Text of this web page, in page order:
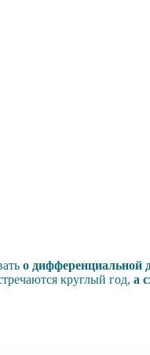
о дифференциальной
круглый год, а